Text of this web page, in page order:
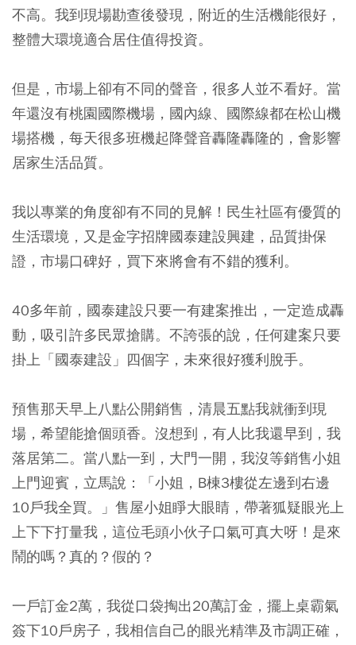
不高。我到現場勘查後發現，附近的生活機能很好，
整體大環境適合居住值得投資。
但是，市場上卻有不同的聲音，很多人並不看好。當
年還沒有桃園國際機場，國內線、國際線都在松山機
場搭機，每天很多班機起降聲音轟隆轟隆的，會影響
居家生活品質。
我以專業的角度卻有不同的見解！民生社區有優質的
生活環境，又是金字招牌國泰建設興建，品質掛保
證，市場口碑好，買下來將會有不錯的獲利。
40多年前，國泰建設只要一有建案推出，一定造成轟
動，吸引許多民眾搶購。不誇張的說，任何建案只要
掛上「國泰建設」四個字，未來很好獲利脫手。
預售那天早上八點公開銷售，清晨五點我就衝到現
場，希望能搶個頭香。沒想到，有人比我還早到，我
落居第二。當八點一到，大門一開，我沒等銷售小姐
上門迎賓，立馬說：「小姐，B棟3樓從左邊到右邊
10戶我全買。」售屋小姐睜大眼睛，帶著狐疑眼光上
上下下打量我，這位毛頭小伙子口氣可真大呀！是來
鬧的嗎？真的？假的？
一戶訂金2萬，我從口袋掏出20萬訂金，擺上桌霸氣
簽下10戶房子，我相信自己的眼光精準及市調正確，